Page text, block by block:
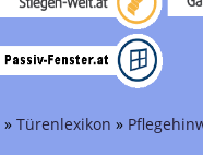
» Türenlexikon »